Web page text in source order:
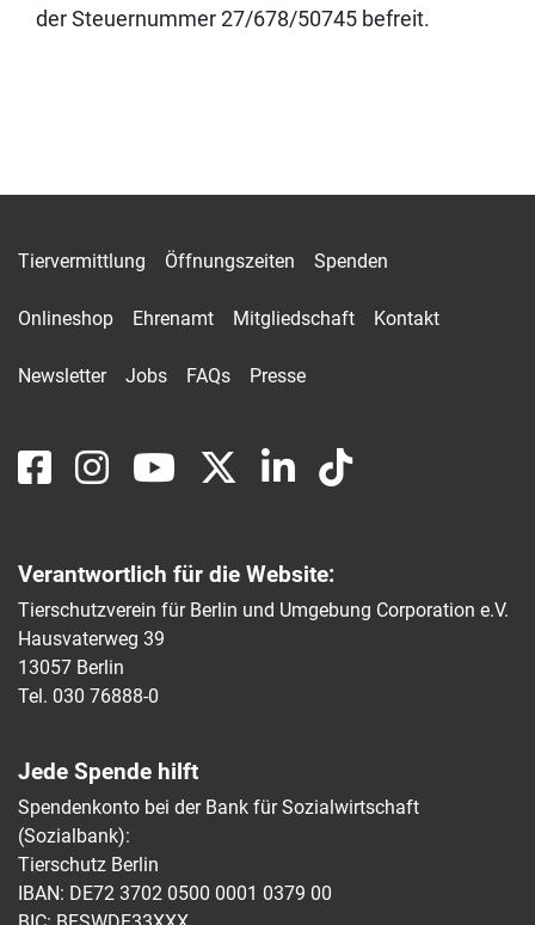
der Steuernummer 27/678/50745 befreit.
Tiervermittlung Öffnungszeiten Spenden
Onlineshop Ehrenamt Mitgliedschaft Kontakt
Newsletter Jobs FAQs Presse
Verantwortlich für die Website:
Tierschutzverein für Berlin und Umgebung Corporation e.V.
Hausvaterweg 39
13057 Berlin
Tel. 030 76888-0
Jede Spende hilft
Spendenkonto bei der Bank für Sozialwirtschaft
(Sozialbank):
Tierschutz Berlin
IBAN: DE72 3702 0500 0001 0379 00